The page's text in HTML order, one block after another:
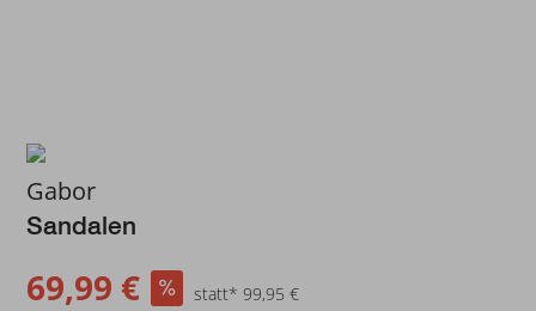
Gabor
Sandalen
69,99 € statt* 99,95 €